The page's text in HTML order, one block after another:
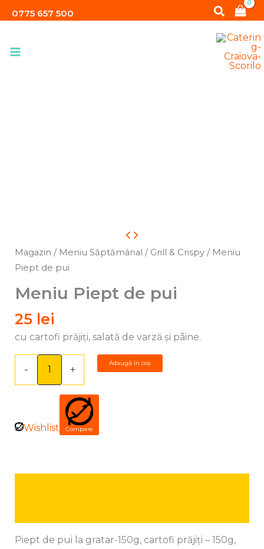
to
0775 657 500 Search
Magazin / Meniu Săptămânal / Grill & Crispy/ Meniu
Piept de pui
Meniu Piept de pui
25 lei
cu cartofi prăjiți, salată de varză și pâine.
-
Meniu
Piept
pui
+
Adaugă în coș
Wishlist Compare
Piept de pui la gratar-150g, cartofi prăjiți – 150g,
de